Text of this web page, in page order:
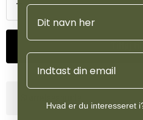
Navn
Email
Hvad er du interesseret